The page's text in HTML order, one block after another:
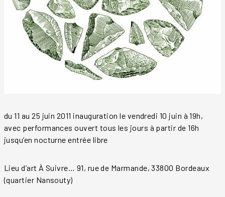
du 11 au 25 juin 2011 inauguration le vendredi 10 juin à 19h,
avec performances ouvert tous les jours à partir de 16h
jusqu’en nocturne entrée libre
Lieu d’art À Suivre… 91, rue de Marmande, 33800 Bordeaux
(quartier Nansouty)